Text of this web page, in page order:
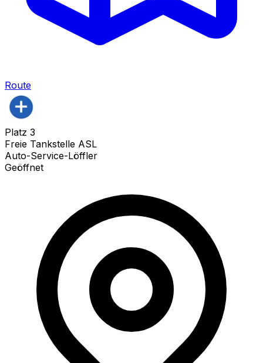
Route
Platz 3
Freie Tankstelle ASL
Auto-Service-Löffler
Geöffnet